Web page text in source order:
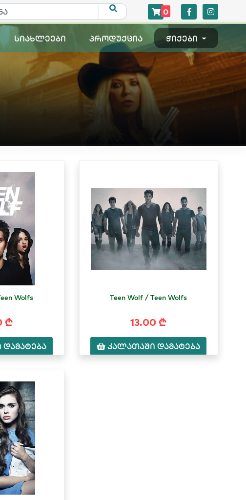
0
სიახლეები პროდუქცია ჭიქები
Wolfs
₾
Teen Wolf / Teen Wolfs
13.00 ₾
კალათაში დამატება